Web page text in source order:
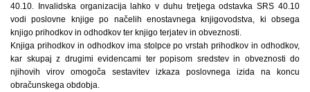
40.10. Invalidska organizacija lahko v duhu tretjega odstavka SRS 40.10
vodi poslovne knjige po načelih enostavnega knjigovodstva, ki obsega
knjigo prihodkov in odhodkov ter knjigo terjatev in obveznosti.
Knjiga prihodkov in odhodkov ima stolpce po vrstah prihodkov in odhodkov,
kar skupaj z drugimi evidencami ter popisom sredstev in obveznosti do
njihovih virov omogoča sestavitev izkaza poslovnega izida na koncu
obračunskega obdobja.